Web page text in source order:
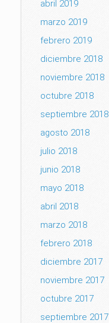
abril 2019
marzo 2019
febrero 2019
diciembre 2018
noviembre 2018
octubre 2018
septiembre 2018
agosto 2018
julio 2018
junio 2018
mayo 2018
abril 2018
marzo 2018
febrero 2018
diciembre 2017
noviembre 2017
octubre 2017
septiembre 2017